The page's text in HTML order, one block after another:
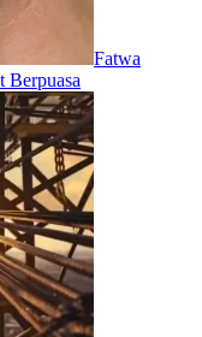
Fatwa
Berpuasa